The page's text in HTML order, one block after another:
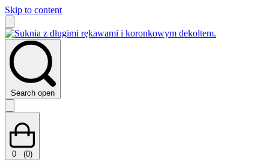
Skip to content
Search open
0 (0)